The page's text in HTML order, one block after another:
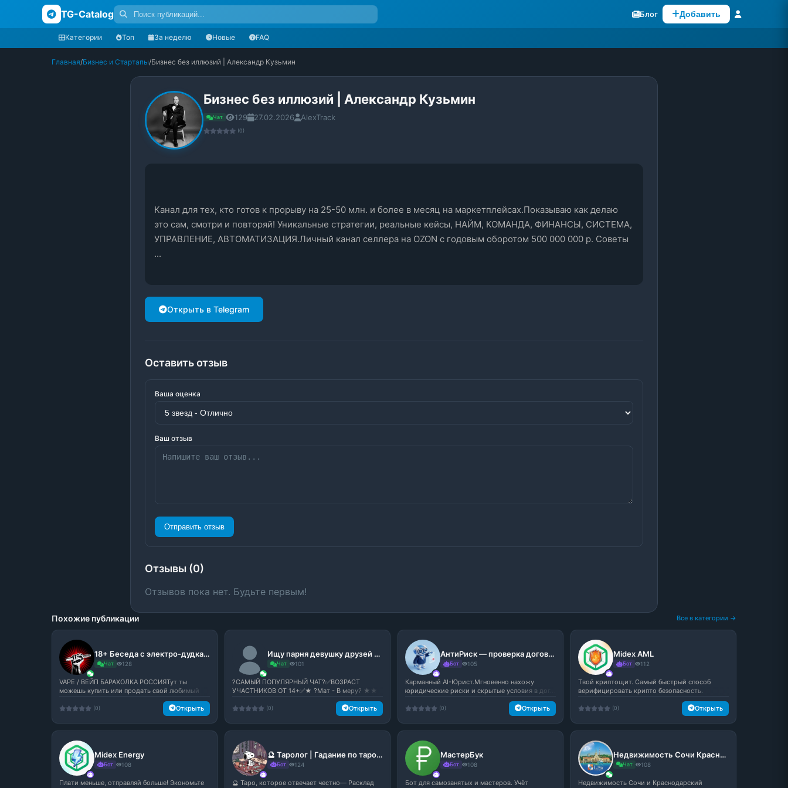
TG-Catalog Блог Добавить
Категории Топ За неделю Новые FAQ
Главная/Бизнес и Стартапы/Бизнес без иллюзий | Александр Кузьмин
Бизнес без иллюзий | Александр Кузьмин
Чат 129 27.02.2026 AlexTrack
(0)
Канал для тех, кто готов к прорыву на 25-50 млн. и более в месяц на маркетплейсах.Показываю как делаю
это сам, смотри и повторяй! Уникальные стратегии, реальные кейсы, НАЙМ, КОМАНДА, ФИНАНСЫ, СИСТЕМА,
УПРАВЛЕНИЕ, АВТОМАТИЗАЦИЯ.Личный канал селлера на OZON с годовым оборотом 500 000 000 р. Советы
...
Открыть в Telegram
Оставить отзыв
Ваша оценка
Ваш отзыв
Отправить отзыв
Отзывы (0)
Отзывов пока нет. Будьте первым!
Похожие публикации Все в категории →
18+ Беседа с электро-дудками с:
Чат 128
VAPE / ВЕЙП БАРАХОЛКА РОССИЯТут ты
можешь купить или продать свой любимый
(0) Открыть
Ищу парня девушку друзей подруг
Чат 101
?САМЫЙ ПОПУЛЯРНЫЙ ЧАТ?✅ВОЗРАСТ
УЧАСТНИКОВ ОТ 14+✅★ ?Мат - В меру? ★★
(0) Открыть
АнтиРиск — проверка договоров
Бот 105
Карманный AI-Юрист.Мгновенно нахожу
юридические риски и скрытые условия в дог...
(0) Открыть
Midex AML
Бот 112
Tвой криптощит. Самый быстрый способ
верифицировать крипто безопасность.
(0) Открыть
Midex Energy
Бот 108
Плати меньше, отправляй больше! Экономьте
🔮 Таролог | Гадание по таро 🔮
Бот 124
🔮 Таро, которое отвечает честно— Расклад
МастерБук
Бот 108
Бот для самозанятых и мастеров. Учёт
Недвижимость Сочи Краснодар чат №1
Чат 108
Недвижимость Сочи и Краснодарский